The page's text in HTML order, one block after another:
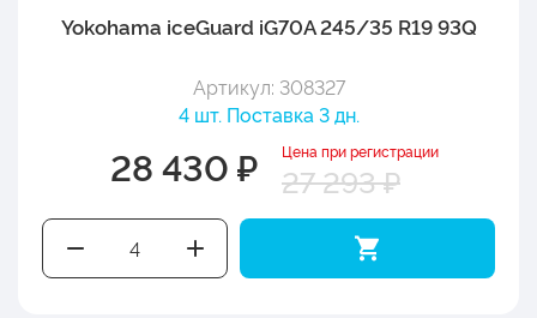
Yokohama iceGuard iG70A 245/35 R19 93Q
Артикул: 308327
4 шт. Поставка 3 дн.
28 430 ₽ Цена при регистрации
27 293 ₽